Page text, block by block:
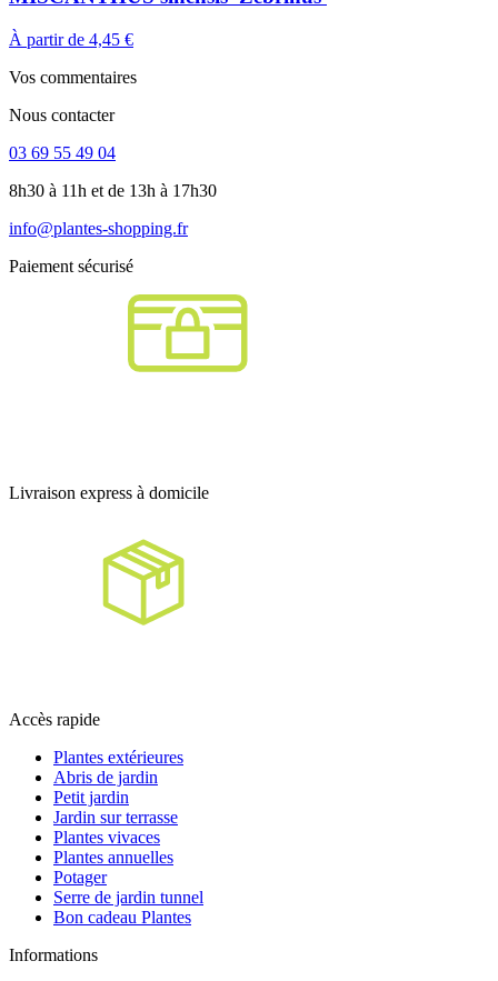
À partir de 4,45 €
Vos commentaires
Nous contacter
03 69 55 49 04
8h30 à 11h et de 13h à 17h30
info@plantes-shopping.fr
Paiement sécurisé
Livraison express à domicile
Accès rapide
Plantes extérieures
Abris de jardin
Petit jardin
Jardin sur terrasse
Plantes vivaces
Plantes annuelles
Potager
Serre de jardin tunnel
Bon cadeau Plantes
Informations